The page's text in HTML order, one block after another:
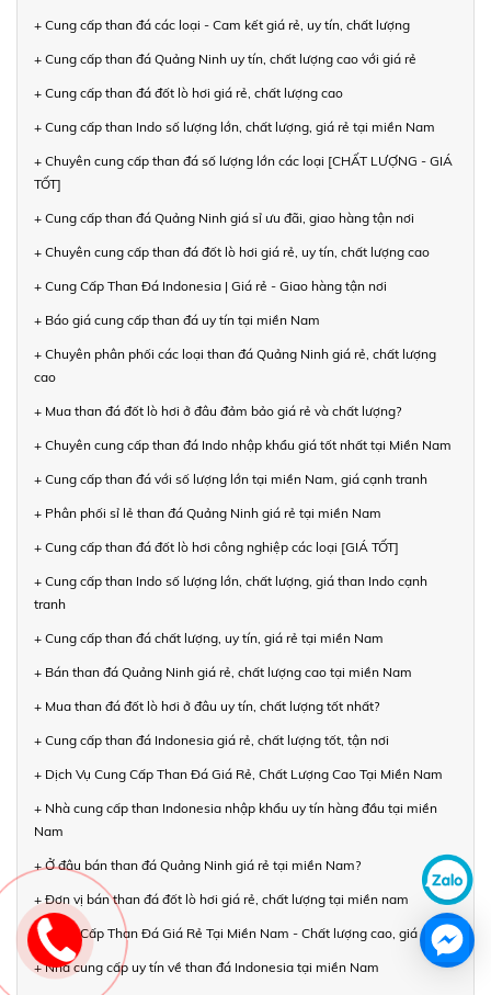
+ Cung cấp than đá các loại - Cam kết giá rẻ, uy tín, chất lượng
+ Cung cấp than đá Quảng Ninh uy tín, chất lượng cao với giá rẻ
+ Cung cấp than đá đốt lò hơi giá rẻ, chất lượng cao
+ Cung cấp than Indo số lượng lớn, chất lượng, giá rẻ tại miền Nam
+ Chuyên cung cấp than đá số lượng lớn các loại [CHẤT LƯỢNG - GIÁ
TỐT]
+ Cung cấp than đá Quảng Ninh giá sỉ ưu đãi, giao hàng tận nơi
+ Chuyên cung cấp than đá đốt lò hơi giá rẻ, uy tín, chất lượng cao
+ Cung Cấp Than Đá Indonesia | Giá rẻ - Giao hàng tận nơi
+ Báo giá cung cấp than đá uy tín tại miền Nam
+ Chuyên phân phối các loại than đá Quảng Ninh giá rẻ, chất lượng
cao
+ Mua than đá đốt lò hơi ở đâu đảm bảo giá rẻ và chất lượng?
+ Chuyên cung cấp than đá Indo nhập khẩu giá tốt nhất tại Miền Nam
+ Cung cấp than đá với số lượng lớn tại miền Nam, giá cạnh tranh
+ Phân phối sỉ lẻ than đá Quảng Ninh giá rẻ tại miền Nam
+ Cung cấp than đá đốt lò hơi công nghiệp các loại [GIÁ TỐT]
+ Cung cấp than Indo số lượng lớn, chất lượng, giá than Indo cạnh
tranh
+ Cung cấp than đá chất lượng, uy tín, giá rẻ tại miền Nam
+ Bán than đá Quảng Ninh giá rẻ, chất lượng cao tại miền Nam
+ Mua than đá đốt lò hơi ở đâu uy tín, chất lượng tốt nhất?
+ Cung cấp than đá Indonesia giá rẻ, chất lượng tốt, tận nơi
+ Dịch Vụ Cung Cấp Than Đá Giá Rẻ, Chất Lượng Cao Tại Miền Nam
+ Nhà cung cấp than Indonesia nhập khẩu uy tín hàng đầu tại miền
Nam
+ Ở đâu bán than đá Quảng Ninh giá rẻ tại miền Nam?
+ Đơn vị bán than đá đốt lò hơi giá rẻ, chất lượng tại miền nam
+ Cung Cấp Than Đá Giá Rẻ Tại Miền Nam - Chất lượng cao, giá rẻ
+ Nhà cung cấp uy tín về than đá Indonesia tại miền Nam